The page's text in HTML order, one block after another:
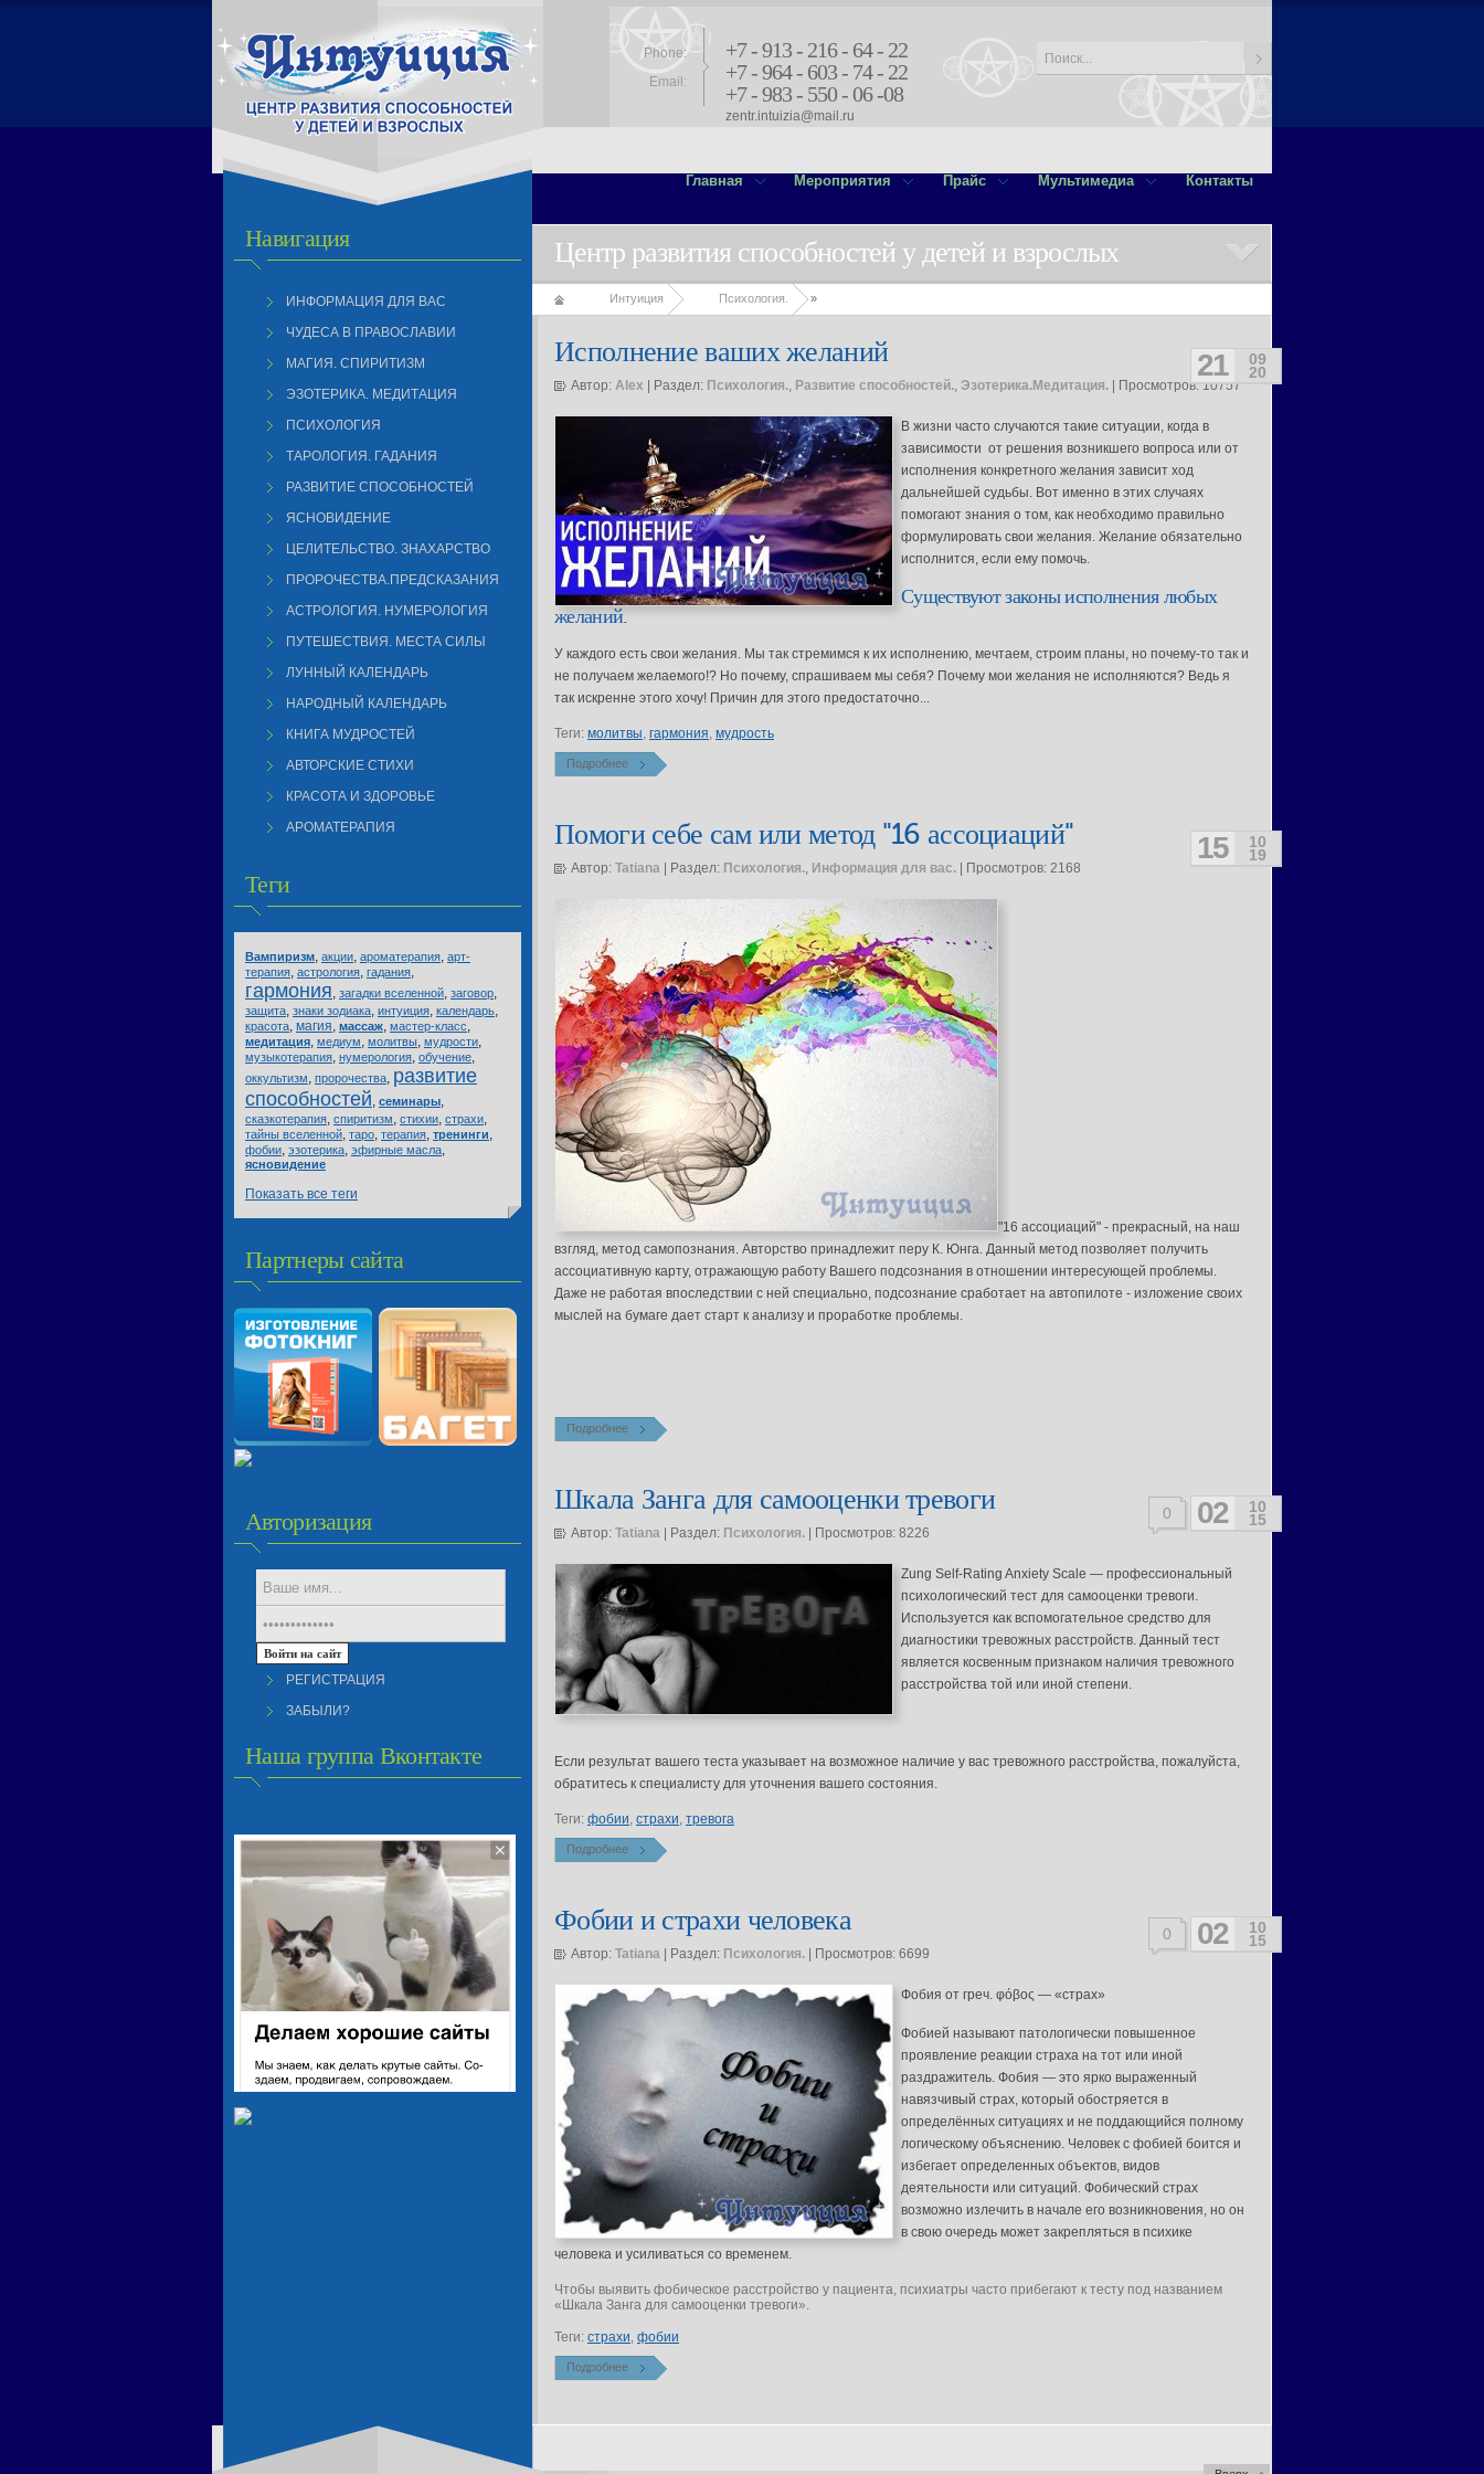
Phone:
Email:
+7 - 913 - 216 - 64 - 22
+7 - 964 - 603 - 74 - 22
+7 - 983 - 550 - 06 -08
zentr.intuizia@mail.ru
Главная Мероприятия Прайс Мультимедиа Контакты
Навигация
ИНФОРМАЦИЯ ДЛЯ ВАС
ЧУДЕСА В ПРАВОСЛАВИИ
МАГИЯ. СПИРИТИЗМ
ЭЗОТЕРИКА. МЕДИТАЦИЯ
ПСИХОЛОГИЯ
ТАРОЛОГИЯ. ГАДАНИЯ
РАЗВИТИЕ СПОСОБНОСТЕЙ
ЯСНОВИДЕНИЕ
ЦЕЛИТЕЛЬСТВО. ЗНАХАРСТВО
ПРОРОЧЕСТВА.ПРЕДСКАЗАНИЯ
АСТРОЛОГИЯ. НУМЕРОЛОГИЯ
ПУТЕШЕСТВИЯ. МЕСТА СИЛЫ
ЛУННЫЙ КАЛЕНДАРЬ
НАРОДНЫЙ КАЛЕНДАРЬ
КНИГА МУДРОСТЕЙ
АВТОРСКИЕ СТИХИ
КРАСОТА И ЗДОРОВЬЕ
АРОМАТЕРАПИЯ
Теги
Вампиризм, акции, ароматерапия, арт-
терапия, астрология, гадания,
гармония, загадки вселенной, заговор,
защита, знаки зодиака, интуиция, календарь,
красота, магия, массаж, мастер-класс,
медитация, медиум, молитвы, мудрости,
музыкотерапия, нумерология, обучение,
оккультизм, пророчества, развитие
способностей, семинары,
сказкотерапия, спиритизм, стихии, страхи,
тайны вселенной, таро, терапия, тренинги,
фобии, эзотерика, эфирные масла,
ясновидение
Показать все теги
Партнеры сайта
Авторизация
РЕГИСТРАЦИЯ
ЗАБЫЛИ?
Наша группа Вконтакте
Центр развития способностей у детей и взрослых
Интуиция »
Психология.
09
20
21
Исполнение ваших желаний
Автор: Alex | Раздел: Психология., Развитие способностей., Эзотерика.Медитация. | Просмотров: 10757
В жизни часто случаются такие ситуации, когда в
зависимости от решения возникшего вопроса или от
исполнения конкретного желания зависит ход
дальнейшей судьбы. Вот именно в этих случаях
помогают знания о том, как необходимо правильно
формулировать свои желания. Желание обязательно
исполнится, если ему помочь.
Существуют законы исполнения любых
желаний.
У каждого есть свои желания. Мы так стремимся к их исполнению, мечтаем, строим планы, но почему-то так и
не получаем желаемого!? Но почему, спрашиваем мы себя? Почему мои желания не исполняются? Ведь я
так искренне этого хочу! Причин для этого предостаточно...
Теги: молитвы, гармония, мудрость
Подробнее
10
19
15
Помоги себе сам или метод "16 ассоциаций"
Автор: Tatiana | Раздел: Психология., Информация для вас. | Просмотров: 2168
"16 ассоциаций" - прекрасный, на наш
взгляд, метод самопознания. Авторство принадлежит перу К. Юнга. Данный метод позволяет получить
ассоциативную карту, отражающую работу Вашего подсознания в отношении интересующей проблемы.
Даже не работая впоследствии с ней специально, подсознание сработает на автопилоте - изложение своих
мыслей на бумаге дает старт к анализу и проработке проблемы.
Подробнее
0 10
15
02
Шкала Занга для самооценки тревоги
Автор: Tatiana | Раздел: Психология. | Просмотров: 8226
Zung Self-Rating Anxiety Scale — профессиональный
психологический тест для самооценки тревоги.
Используется как вспомогательное средство для
диагностики тревожных расстройств. Данный тест
является косвенным признаком наличия тревожного
расстройства той или иной степени.
Если результат вашего теста указывает на возможное наличие у вас тревожного расстройства, пожалуйста,
обратитесь к специалисту для уточнения вашего состояния.
Теги: фобии, страхи, тревога
Подробнее
0 10
15
02
Фобии и страхи человека
Автор: Tatiana | Раздел: Психология. | Просмотров: 6699
Фобия от греч. φόβος — «страх»
Фобией называют патологически повышенное
проявление реакции страха на тот или иной
раздражитель. Фобия — это ярко выраженный
навязчивый страх, который обостряется в
определённых ситуациях и не поддающийся полному
логическому объяснению. Человек с фобией боится и
избегает определенных объектов, видов
деятельности или ситуаций. Фобический страх
возможно излечить в начале его возникновения, но он
в свою очередь может закрепляться в психике
человека и усиливаться со временем.
Чтобы выявить фобическое расстройство у пациента, психиатры часто прибегают к тесту под названием
«Шкала Занга для самооценки тревоги».
Теги: страхи, фобии
Подробнее